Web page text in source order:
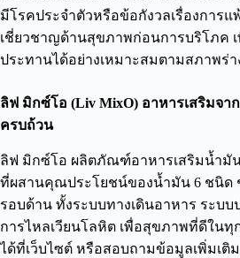
มีโรคประจำตัวหรือข้อกังวลเรื่องการ
เชี่ยวชาญด้านสุขภาพก่อนการบริโภค
ประทานได้อย่างเหมาะสมตามสภาพร่
ลิฟ มิกซ์โอ (Liv MixO) อาหารเสริมจ
ครบถ้วน
ลิฟ มิกซ์โอ ผลิตภัณฑ์อาหารเสริมน้ำมั
ที่ผสานคุณประโยชน์ของน้ำมัน 6 ชนิด
รอบด้าน ทั้งระบบทางเดินอาหาร ระบ
การไหลเวียนโลหิต เพื่อสุขภาพที่ดีใน
ได้ที่เว็บไซต์ หรือสอบถามข้อมูลเพิ่มเติม